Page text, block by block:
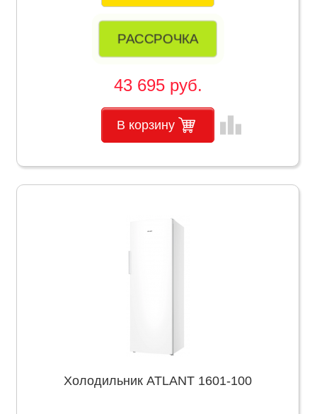
РАССРОЧКА
43 695 руб.
В корзину leaderboard
Холодильник ATLANT 1601-100